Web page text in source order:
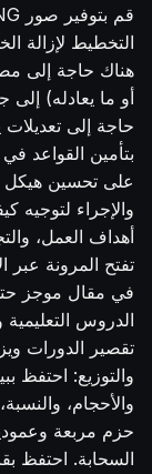
التخطيط لإزالة
أو ما يعادله)
حاجة إلى تعديلات
على تحسين هيكل
والإجراء لتوجيه
أهداف العمل،
تفتح المرونة عبر
في مقال موجز
الدروس
تقصير الدورات
والتوزيع: احتفظ
والأحجام،
حزم مربعة
السحابة. احتفظ